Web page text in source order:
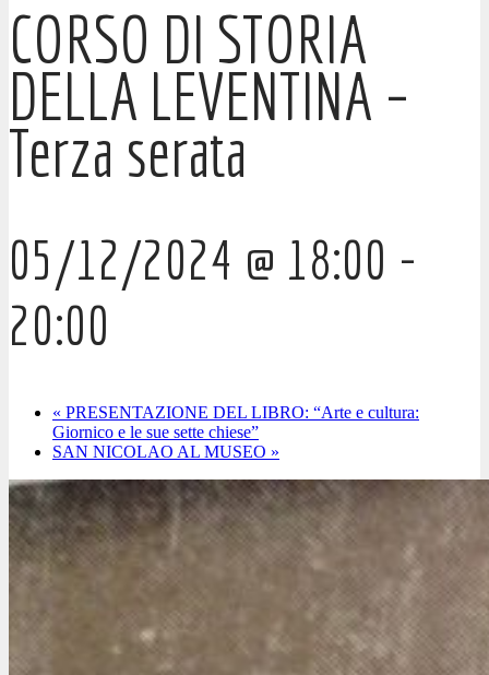
CORSO DI STORIA
DELLA LEVENTINA –
Terza serata
05/12/2024 @ 18:00 -
20:00
« PRESENTAZIONE DEL LIBRO: “Arte e cultura:
Giornico e le sue sette chiese”
SAN NICOLAO AL MUSEO »